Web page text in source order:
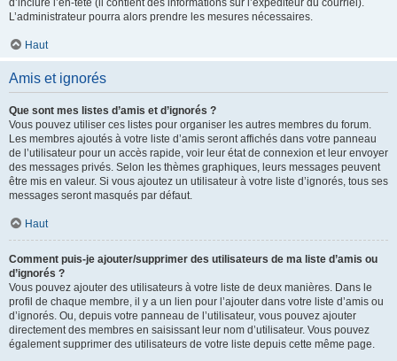
d’inclure l’en-tête (il contient des informations sur l’expéditeur du courriel).
L’administrateur pourra alors prendre les mesures nécessaires.
Haut
Amis et ignorés
Que sont mes listes d’amis et d’ignorés ?
Vous pouvez utiliser ces listes pour organiser les autres membres du forum.
Les membres ajoutés à votre liste d’amis seront affichés dans votre panneau
de l’utilisateur pour un accès rapide, voir leur état de connexion et leur envoyer
des messages privés. Selon les thèmes graphiques, leurs messages peuvent
être mis en valeur. Si vous ajoutez un utilisateur à votre liste d’ignorés, tous ses
messages seront masqués par défaut.
Haut
Comment puis-je ajouter/supprimer des utilisateurs de ma liste d’amis ou
d’ignorés ?
Vous pouvez ajouter des utilisateurs à votre liste de deux manières. Dans le
profil de chaque membre, il y a un lien pour l’ajouter dans votre liste d’amis ou
d’ignorés. Ou, depuis votre panneau de l’utilisateur, vous pouvez ajouter
directement des membres en saisissant leur nom d’utilisateur. Vous pouvez
également supprimer des utilisateurs de votre liste depuis cette même page.